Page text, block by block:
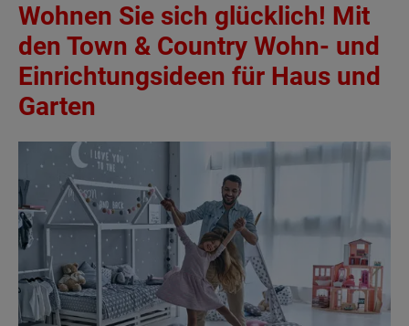
Wohnen Sie sich glücklich! Mit
den Town & Country Wohn- und
Einrichtungsideen für Haus und
Garten